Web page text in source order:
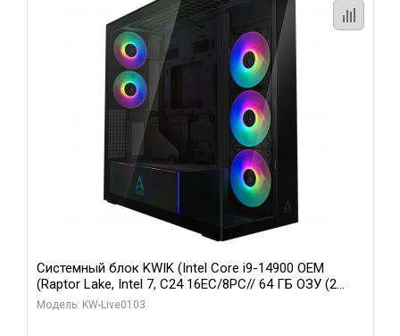
Системный блок KWIK (Intel Core i9-14900 OEM
(Raptor Lake, Intel 7, C24 16EC/8PC// 64 ГБ ОЗУ (2
модуля)/ Afox RTX4090 24GB GDDR6X 384-Bit 3xDP
Модель: KW-Live0103